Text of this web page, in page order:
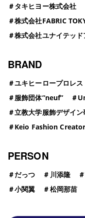
＃タキヒヨー株式会社
＃株式会社FABRIC
＃株式会社ユナイテッ
BRAND
＃ユキヒーロープロレス
＃服飾団体”neuf” ＃
＃立教大学服飾デザイン
＃Keio Fashion Creator
PERSON
＃だっつ ＃ 川添隆 ＃
＃小関翼 ＃松岡那苗